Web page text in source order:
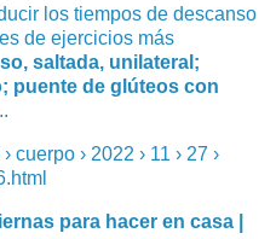
los tiempos de descanso
de ejercicios más
saltada, unilateral;
puente de glúteos con
› 2022 › 11 › 27 ›
para hacer en casa |